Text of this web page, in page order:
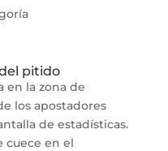
pitido
en la zona de
los apostadores
de estadísticas.
cuece en el